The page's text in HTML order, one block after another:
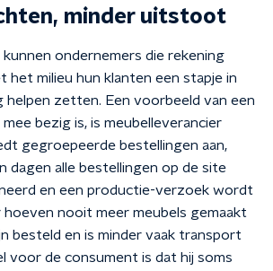
minder uitstoot
kunnen ondernemers die rekening
het milieu hun klanten een stapje in
helpen zetten. Een voorbeeld van een
bezig is, is meubelleverancier
gegroepeerde bestellingen aan,
dagen alle bestellingen op de site
en een productie-verzoek wordt
hoeven nooit meer meubels gemaakt
besteld en is minder vaak transport
voor de consument is dat hij soms